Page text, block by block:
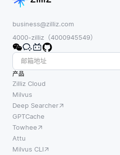
business@zilliz.com
4000-zilliz（4000945549）
产品
Zilliz Cloud
Milvus
Deep Searcher
GPTCache
Towhee
Attu
Milvus CLI